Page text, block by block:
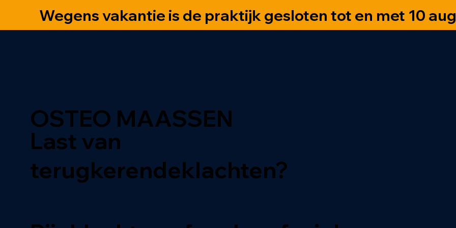
Wegens vakantie is de praktijk gesloten tot en met 10
OSTEO MAASSEN
Last van
terugkerendeklachten?